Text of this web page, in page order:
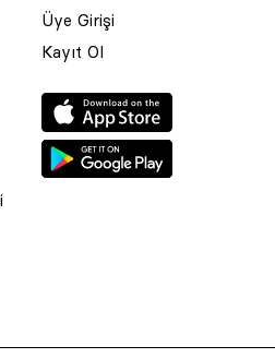
Üye Girişi
Kayıt Ol
Tic. Ltd. Şti. Bu Sitede Bulunan
tarafından tasarlanmış ve